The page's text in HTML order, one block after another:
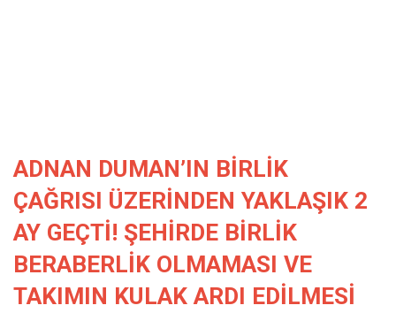
ADNAN DUMAN’IN BİRLİK
ÇAĞRISI ÜZERİNDEN YAKLAŞIK 2
AY GEÇTİ! ŞEHİRDE BİRLİK
BERABERLİK OLMAMASI VE
TAKIMIN KULAK ARDI EDİLMESİ